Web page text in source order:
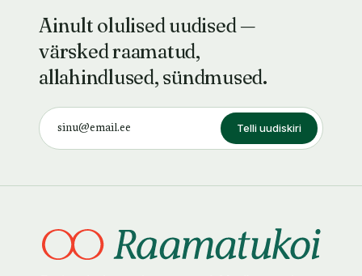
Ainult olulised uudised —
värsked raamatud,
allahindlused, sündmused.
Telli uudiskiri